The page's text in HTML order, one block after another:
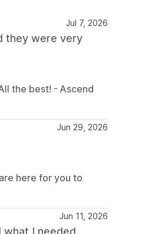
Jul 7, 2026
they were very
the best! - Ascend
Jun 29, 2026
here for you to
Jun 11, 2026
I needed,